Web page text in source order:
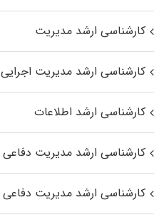
کارشناسی ارشد مدیریت
کارشناسی ارشد مدیریت اجرایی
کارشناسی ارشد اطلاعات
کارشناسی ارشد مدیریت دفاعی ۱
کارشناسی ارشد مدیریت دفاعی ۲